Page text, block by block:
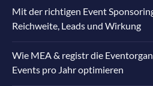
Mit der richtigen Event
Reichweite, Leads und Wirkung
Wie MEA & registr die
Events pro Jahr optimieren